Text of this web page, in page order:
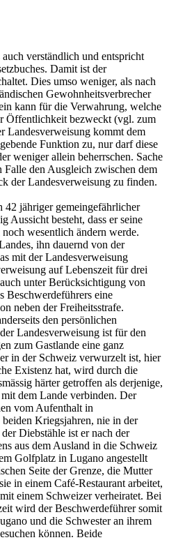
verständlich und entspricht
Damit ist der
Dies umso weniger, als nach
Gewohnheitsverbrecher
kann für die Verwahrung, welche
Öffentlichkeit bezweckt (vgl. zum
Landesverweisung kommt dem
Funktion zu, nur darf diese
weniger allein beherrschen. Sache
Falle den Ausgleich zwischen dem
der Landesverweisung zu finden.
42 jähriger gemeingefährlicher
Aussicht besteht, dass er seine
wesentlich ändern werde.
ihn dauernd von der
mit der Landesverweisung
auf Lebenszeit für drei
unter Berücksichtigung von
Beschwerdeführers eine
neben der Freiheitsstrafe.
den persönlichen
Landesverweisung ist für den
zum Gastlande eine ganz
in der Schweiz verwurzelt ist, hier
Existenz hat, wird durch die
härter getroffen als derjenige,
dem Lande verbinden. Der
vom Aufenthalt in
Kriegsjahren, nie in der
Diebstähle ist er nach der
aus dem Ausland in die Schweiz
Golfplatz in Lugano angestellt
Seite der Grenze, die Mutter
in einem Café-Restaurant arbeitet,
einem Schweizer verheiratet. Bei
wird der Beschwerdeführer somit
und die Schwester an ihrem
können. Beide